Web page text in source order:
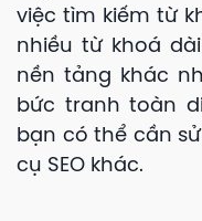
việc tìm kiếm từ
nhiều từ khoá
nền tảng khác
bức tranh toàn
bạn có thể cần
cụ SEO khác.